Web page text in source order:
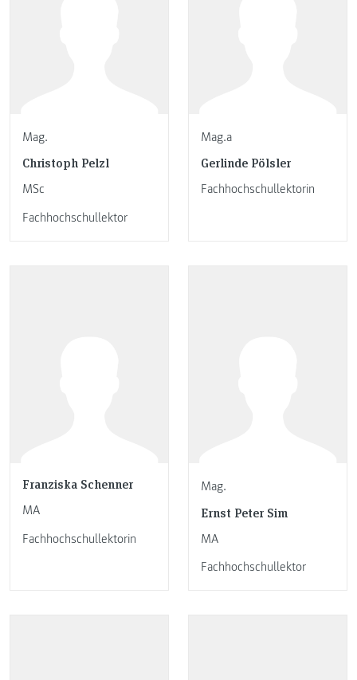
Mag.
Christoph Pelzl
MSc
Fachhochschullektor
Mag.a
Gerlinde Pölsler
Fachhochschullektorin
Franziska Schenner
MA
Fachhochschullektorin
Mag.
Ernst Peter Sim
MA
Fachhochschullektor